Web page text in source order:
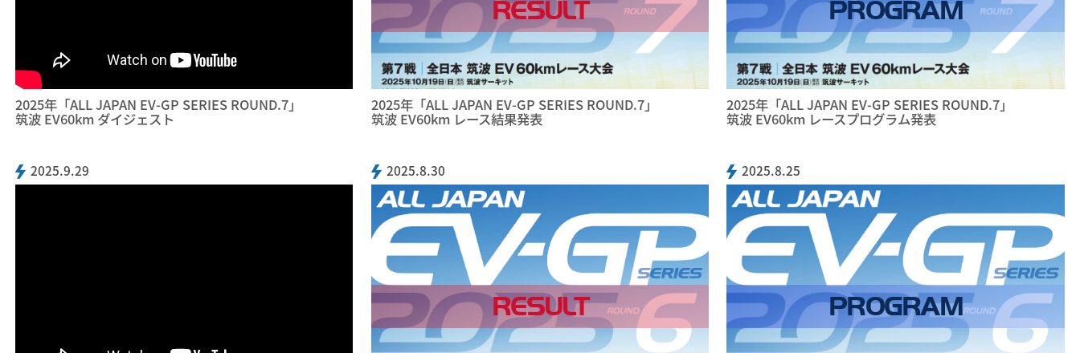
2025年「ALL JAPAN EV-GP SERIES ROUND.7」
筑波 EV60km ダイジェスト
RESULT
2025年「ALL JAPAN EV-GP SERIES ROUND.7」
筑波 EV60km レース結果発表
PROGRAM
2025年「ALL JAPAN EV-GP SERIES ROUND.7」
筑波 EV60km レースプログラム発表
2025.9.29 2025.8.30
RESULT
2025.8.25
PROGRAM